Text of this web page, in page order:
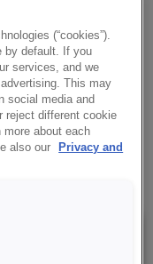
(“cookies”).
by default. If you
services, and we
This may
social media and
reject different cookie
more about each
also our
Privacy and